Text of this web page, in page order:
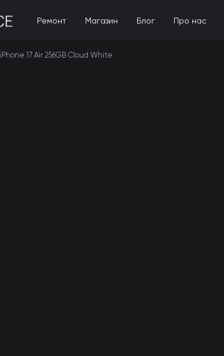
Ремонт Магазин Блог Про нас
iPhone 17 Air 256GB Cloud White